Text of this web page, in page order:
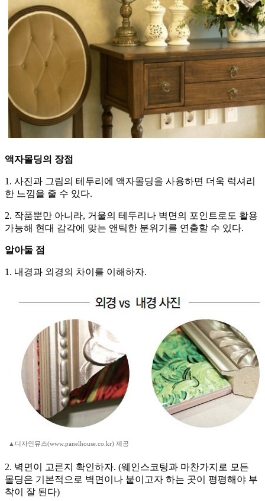
액자몰딩의 장점
1. 사진과 그림의 테두리에 액자몰딩을 사용하면 더욱 럭셔리
한 느낌을 줄 수 있다.
2. 작품뿐만 아니라, 거울의 테두리나 벽면의 포인트로도 활용
가능해 현대 감각에 맞는 앤틱한 분위기를 연출할 수 있다.
알아둘 점
1. 내경과 외경의 차이를 이해하자.
▲디자인뮤즈(www.panelhouse.co.kr) 제공
2. 벽면이 고른지 확인하자. (웨인스코팅과 마찬가지로 모든
몰딩은 기본적으로 벽면이나 붙이고자 하는 곳이 평평해야 부
착이 잘 된다)